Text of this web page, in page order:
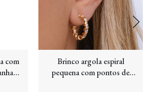
com
Brinco argola espiral
pequena com pontos de